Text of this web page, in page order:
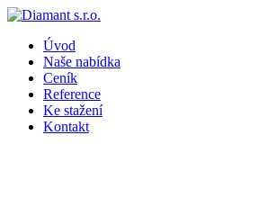
Úvod
Naše nabídka
Ceník
Reference
Ke stažení
Kontakt